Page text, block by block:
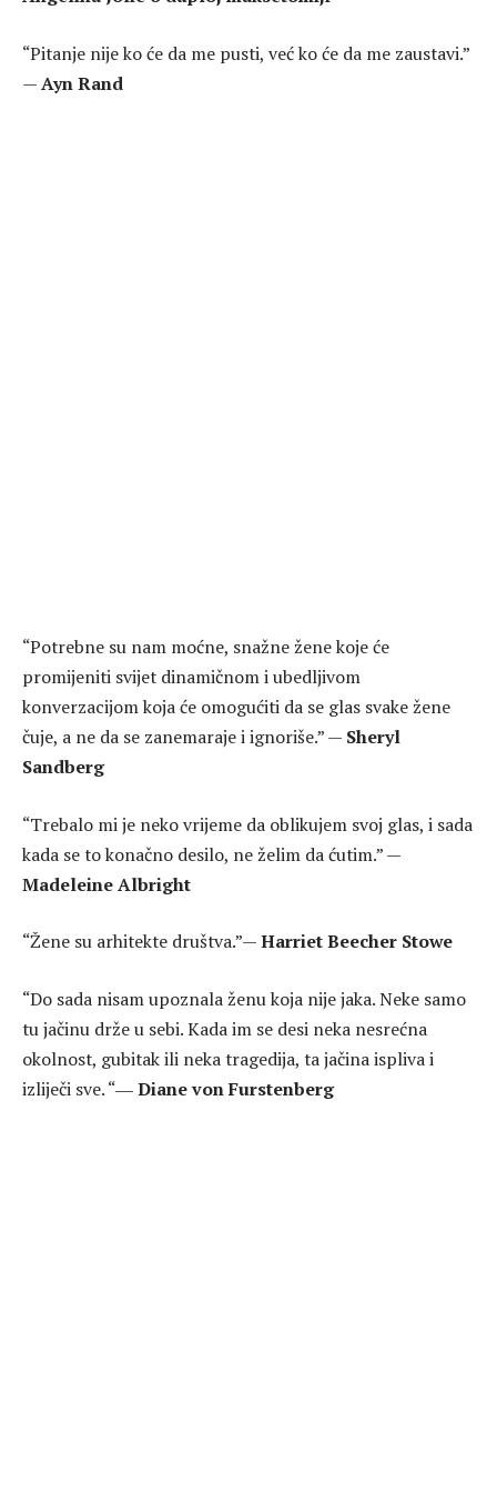
“Pitanje nije ko će da me pusti, već ko će da me zaustavi.”
—Ayn Rand
“Potrebne su nam moćne, snažne žene koje će
promijeniti svijet dinamičnom i ubedljivom
konverzacijom koja će omogućiti da se glas svake žene
čuje, a ne da se zanemaraje i ignoriše.” — Sheryl
Sandberg
“Trebalo mi je neko vrijeme da oblikujem svoj glas, i sada
kada se to konačno desilo, ne želim da ćutim.” —
Madeleine Albright
“Žene su arhitekte društva.”—Harriet Beecher Stowe
“Do sada nisam upoznala ženu koja nije jaka. Neke samo
tu jačinu drže u sebi. Kada im se desi neka nesrećna
okolnost, gubitak ili neka tragedija, ta jačina ispliva i
izliječi sve. “―Diane von Furstenberg